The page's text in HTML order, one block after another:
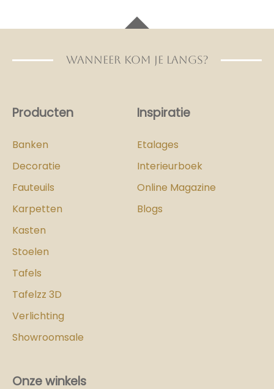
WANNEER KOM JE LANGS?
Producten
Banken
Decoratie
Fauteuils
Karpetten
Kasten
Stoelen
Tafels
Tafelzz 3D
Verlichting
Showroomsale
Inspiratie
Etalages
Interieurboek
Online Magazine
Blogs
Onze winkels